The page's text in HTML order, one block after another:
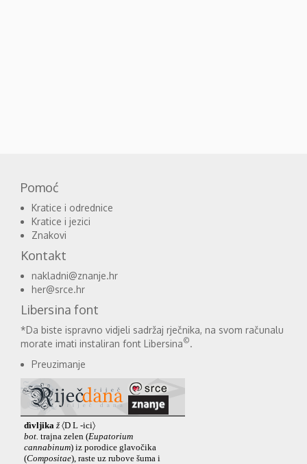
Pomoć
Kratice i odrednice
Kratice i jezici
Znakovi
Kontakt
nakladni@znanje.hr
her@srce.hr
Libersina font
*Da biste ispravno vidjeli sadržaj rječnika, na svom računalu
morate imati instaliran font Libersina©.
Preuzimanje